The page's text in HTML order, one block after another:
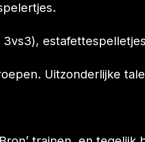
3vs3),
Uitzonderlijke